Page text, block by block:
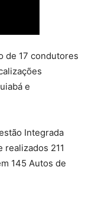
de 17 condutores
e
Integrada
realizados 211
145 Autos de